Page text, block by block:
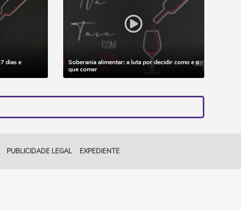
dias e
Soberania alimentar: a luta por decidir como e o
que comer
PUBLICIDADE LEGAL EXPEDIENTE